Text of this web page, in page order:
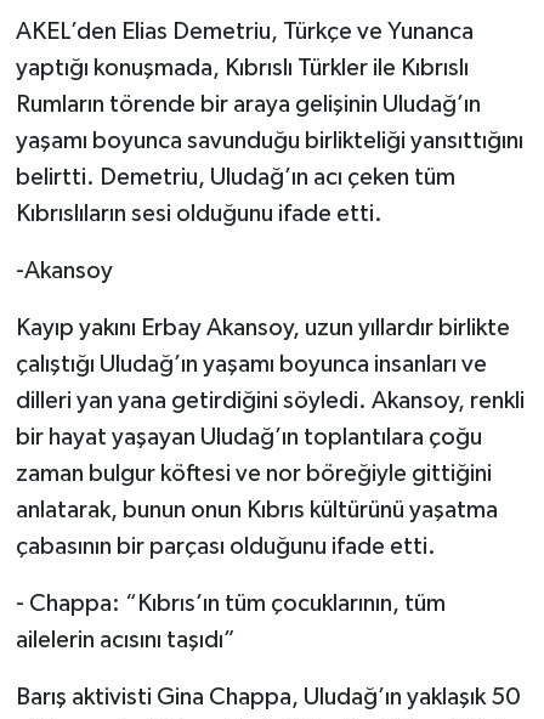
AKEL’den Elias Demetriu, Türkçe ve Yunanca
yaptığı konuşmada, Kıbrıslı Türkler ile Kıbrıslı
Rumların törende bir araya gelişinin Uludağ’ın
yaşamı boyunca savunduğu birlikteliği yansıttığını
belirtti. Demetriu, Uludağ’ın acı çeken tüm
Kıbrıslıların sesi olduğunu ifade etti.
-Akansoy
Kayıp yakını Erbay Akansoy, uzun yıllardır birlikte
çalıştığı Uludağ’ın yaşamı boyunca insanları ve
dilleri yan yana getirdiğini söyledi. Akansoy, renkli
bir hayat yaşayan Uludağ’ın toplantılara çoğu
zaman bulgur köftesi ve nor böreğiyle gittiğini
anlatarak, bunun onun Kıbrıs kültürünü yaşatma
çabasının bir parçası olduğunu ifade etti.
- Chappa: “Kıbrıs’ın tüm çocuklarının, tüm
ailelerin acısını taşıdı”
Barış aktivisti Gina Chappa, Uludağ’ın yaklaşık 50